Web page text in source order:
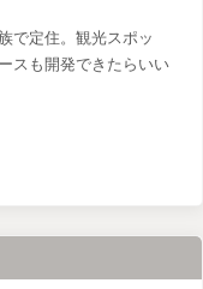
で定住。観光スポッ
スも開発できたらいい